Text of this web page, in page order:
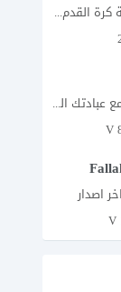
تطبيق YC Soccer متابعة كرة القدم لحظة بلحظة مع اقتراب مباراة مصر والأرجنتين في...
القران المجيد تطبيق يجمع عبادتك اليومية في مكان واحد إذا كنت تبحث عن تطبيق...